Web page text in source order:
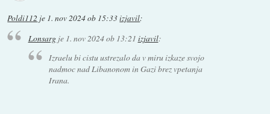
Poldi112 je 1. nov 2024 ob 15:33izjavil:
Lonsargje 1. nov 2024 ob 13:21 izjavil:
Izraelu bi cistu ustrezalo da v miru izkaze svojo
nadmoc nad Libanonom in Gazi brez vpetanja
Irana.